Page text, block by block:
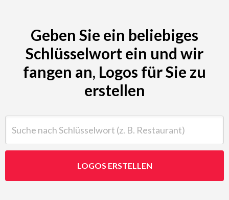
Geben Sie ein beliebiges
Schlüsselwort ein und wir
fangen an, Logos für Sie zu
erstellen
LOGOS ERSTELLEN